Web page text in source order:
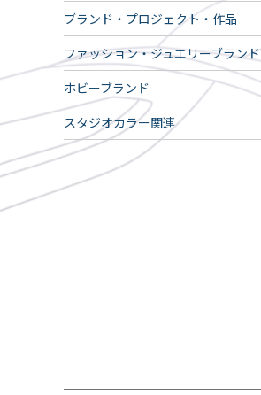
ブランド・プロジェクト・作品
ファッション・ジュエリーブランド
ホビーブランド
スタジオカラー関連